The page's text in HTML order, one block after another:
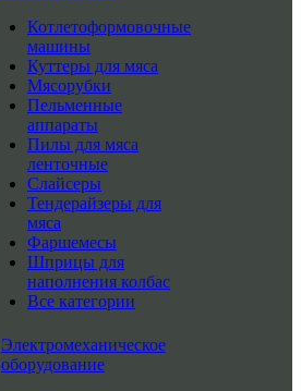
Котлетоформовочные
машины
Куттеры для мяса
Мясорубки
Пельменные
аппараты
Пилы для мяса
ленточные
Слайсеры
Тендерайзеры для
мяса
Фаршемесы
Шприцы для
наполнения колбас
Все категории
Электромеханическое
оборудование